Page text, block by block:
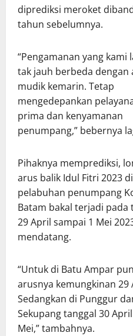
diprediksi meroket
tahun sebelumnya.
“Pengamanan yang kami
tak jauh berbeda dengan
mudik kemarin. Tetap
mengedepankan
prima dan kenyamanan
penumpang,” bebernya
Pihaknya memprediksi,
arus balik Idul Fitri 2023 di
pelabuhan penumpang
Batam bakal terjadi pada
29 April sampai 1 Mei
mendatang.
“Untuk di Batu Ampar
arusnya kemungkinan 29
Sedangkan di Punggur
Sekupang tanggal 30
Mei,” tambahnya.